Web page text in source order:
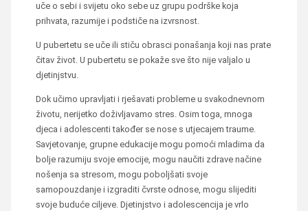
uče o sebi i svijetu oko sebe uz grupu podrške koja
prihvata, razumije i podstiče na izvrsnost.
U pubertetu se uče ili stiču obrasci ponašanja koji nas prate
čitav život. U pubertetu se pokaže sve što nije valjalo u
djetinjstvu.
Dok učimo upravljati i rješavati probleme u svakodnevnom
životu, nerijetko doživljavamo stres. Osim toga, mnoga
djeca i adolescenti također se nose s utjecajem traume.
Savjetovanje, grupne edukacije mogu pomoći mladima da
bolje razumiju svoje emocije, mogu naučiti zdrave načine
nošenja sa stresom, mogu poboljšati svoje
samopouzdanje i izgraditi čvrste odnose, mogu slijediti
svoje buduće ciljeve. Djetinjstvo i adolescencija je vrlo